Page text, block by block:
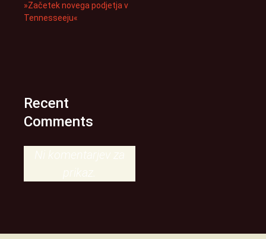
»Začetek novega podjetja v
Tennesseeju«
Recent
Comments
Ni komentarjev za
prikaz.